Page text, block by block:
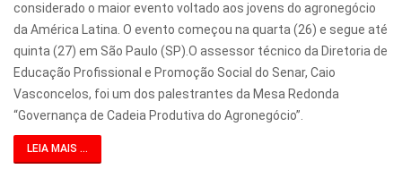
considerado o maior evento voltado aos jovens do agronegócio
da América Latina. O evento começou na quarta (26) e segue até
quinta (27) em São Paulo (SP).O assessor técnico da Diretoria de
Educação Profissional e Promoção Social do Senar, Caio
Vasconcelos, foi um dos palestrantes da Mesa Redonda
“Governança de Cadeia Produtiva do Agronegócio”.
LEIA MAIS ...